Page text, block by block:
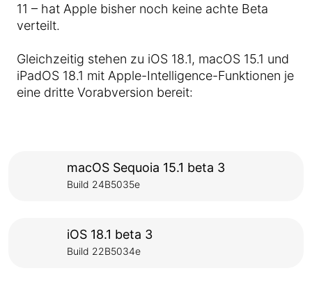
11 – hat Apple bisher noch keine achte Beta
verteilt.
Gleichzeitig stehen zu iOS 18.1, macOS 15.1 und
iPadOS 18.1 mit Apple-Intelligence-Funktionen je
eine dritte Vorabversion bereit:
macOS Sequoia 15.1 beta 3
Build 24B5035e
iOS 18.1 beta 3
Build 22B5034e